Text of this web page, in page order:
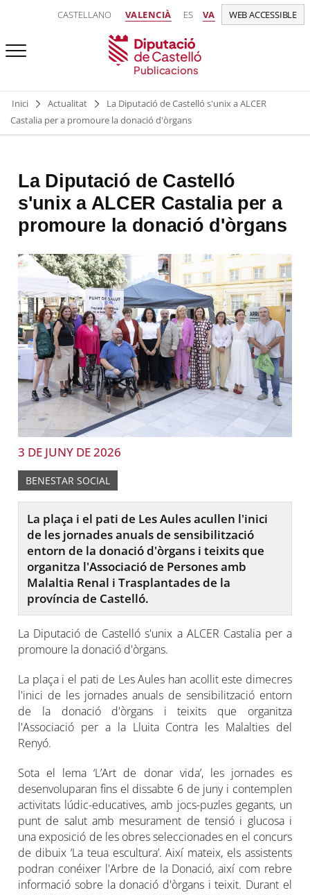
CASTELLANO VALENCIÀ ES VA WEB ACCESSIBLE
Publicacions
Inici Actualitat
La Diputació de Castelló s'unix a ALCER
Castalia per a promoure la donació d'òrgans
La Diputació de Castelló
s'unix a ALCER Castalia per a
promoure la donació d'òrgans
3 DE JUNY DE 2026
BENESTAR SOCIAL
La plaça i el pati de Les Aules acullen l'inici
de les jornades anuals de sensibilització
entorn de la donació d'òrgans i teixits que
organitza l'Associació de Persones amb
Malaltia Renal i Trasplantades de la
província de Castelló.
La Diputació de Castelló s'unix a ALCER Castalia per a
promoure la donació d'òrgans.
La plaça i el pati de Les Aules han acollit este dimecres
l'inici de les jornades anuals de sensibilització entorn
de la donació d'òrgans i teixits que organitza
l'Associació per a la Lluita Contra les Malalties del
Renyó.
Sota el lema ‘L’Art de donar vida’, les jornades es
desenvoluparan fins el dissabte 6 de juny i contemplen
activitats lúdic-educatives, amb jocs-puzles gegants, un
punt de salut amb mesurament de tensió i glucosa i
una exposició de les obres seleccionades en el concurs
de dibuix ‘La teua escultura’. Així mateix, els assistents
podran conéixer l'Arbre de la Donació, així com rebre
informació sobre la donació d'òrgans i teixit. Durant el